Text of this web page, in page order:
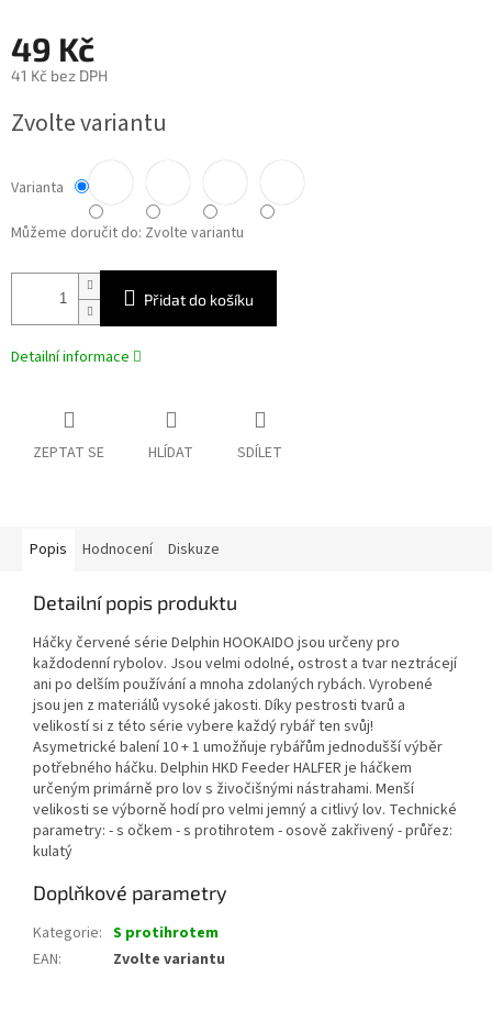
49 Kč
41 Kč bez DPH
cena:
Zvolte variantu
Varianta
Můžeme doručit do: Zvolte variantu
Přidat do košíku
Detailní informace
ZEPTAT SE HLÍDAT SDÍLET
Popis Hodnocení Diskuze
Detailní popis produktu
Háčky červené série Delphin HOOKAIDO jsou určeny pro
každodenní rybolov. Jsou velmi odolné, ostrost a tvar neztrácejí
ani po delším používání a mnoha zdolaných rybách. Vyrobené
jsou jen z materiálů vysoké jakosti. Díky pestrosti tvarů a
velikostí si z této série vybere každý rybář ten svůj!
Asymetrické balení 10 + 1 umožňuje rybářům jednodušší výběr
potřebného háčku. Delphin HKD Feeder HALFER je háčkem
určeným primárně pro lov s živočišnými nástrahami. Menší
velikosti se výborně hodí pro velmi jemný a citlivý lov. Technické
parametry: - s očkem - s protihrotem - osově zakřivený - průřez:
kulatý
Doplňkové parametry
Kategorie: S protihrotem
EAN: Zvolte variantu